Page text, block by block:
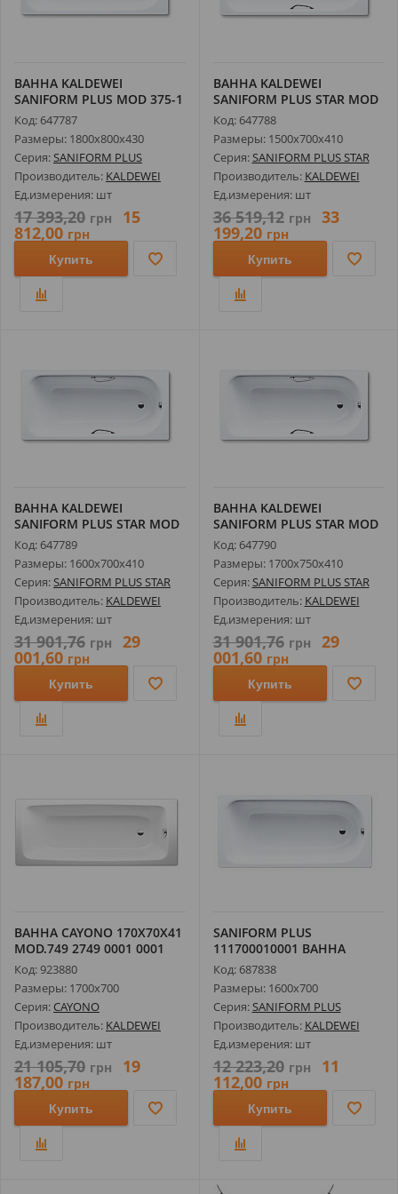
ВАННА KALDEWEI
SANIFORM PLUS MOD 375-1
180X80СМ 1128...
Код: 647787
Размеры: 1800х800х430
Серия:SANIFORM PLUS
Производитель: KALDEWEI
Ед.измерения: шт
17 393,20 грн 15
812,00 грн
Купить
ВАННА KALDEWEI
SANIFORM PLUS STAR MOD
331 150X70СМ 1...
Код: 647788
Размеры: 1500х700х410
Серия:SANIFORM PLUS STAR
Производитель: KALDEWEI
Ед.измерения: шт
36 519,12 грн 33
199,20 грн
Купить
ВАННА KALDEWEI
SANIFORM PLUS STAR MOD
332 160X70СМ 1...
Код: 647789
Размеры: 1600х700х410
Серия:SANIFORM PLUS STAR
Производитель: KALDEWEI
Ед.измерения: шт
31 901,76 грн 29
001,60 грн
Купить
ВАННА KALDEWEI
SANIFORM PLUS STAR MOD
336 170X75СМ 1...
Код: 647790
Размеры: 1700х750х410
Серия:SANIFORM PLUS STAR
Производитель: KALDEWEI
Ед.измерения: шт
31 901,76 грн 29
001,60 грн
Купить
ВАННА CAYONO 170Х70Х41
MOD.749 2749 0001 0001
Код: 923880
Размеры: 1700х700
Серия: CAYONO
Производитель: KALDEWEI
Ед.измерения: шт
21 105,70 грн 19
187,00 грн
Купить
SANIFORM PLUS
111700010001 ВАННА
MODEL 362-1
Код: 687838
Размеры: 1600х700
Серия:SANIFORM PLUS
Производитель: KALDEWEI
Ед.измерения: шт
12 223,20 грн 11
112,00 грн
Купить